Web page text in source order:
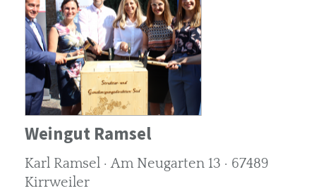
Weingut Ramsel
Karl Ramsel · Am Neugarten 13 · 67489
Kirrweiler